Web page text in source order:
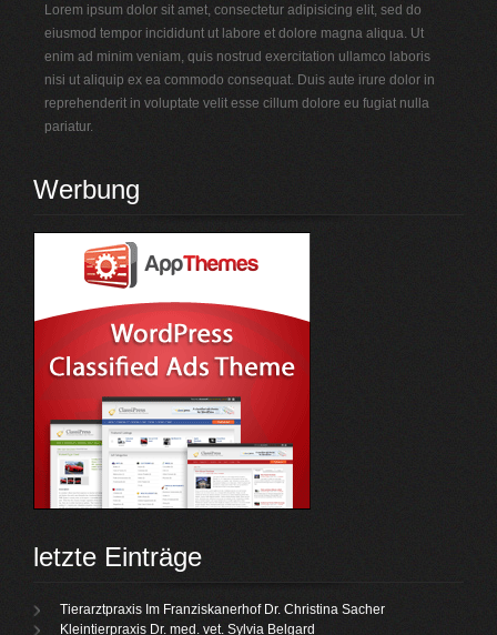
Lorem ipsum dolor sit amet, consectetur adipisicing elit, sed do
eiusmod tempor incididunt ut labore et dolore magna aliqua. Ut
enim ad minim veniam, quis nostrud exercitation ullamco laboris
nisi ut aliquip ex ea commodo consequat. Duis aute irure dolor in
reprehenderit in voluptate velit esse cillum dolore eu fugiat nulla
pariatur.
Werbung
letzte Einträge
Tierarztpraxis Im Franziskanerhof Dr. Christina Sacher
Kleintierpraxis Dr. med. vet. Sylvia Belgard